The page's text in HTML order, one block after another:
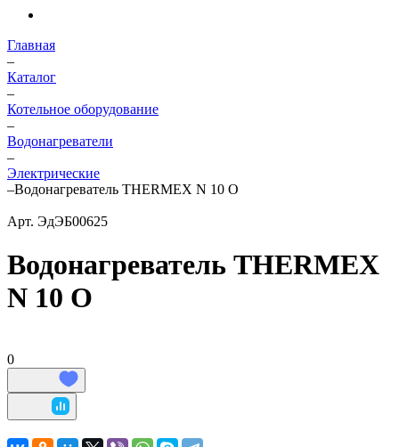
Главная
–
Каталог
–
Котельное оборудование
–
Водонагреватели
–
Электрические
–Водонагреватель THERMEX N 10 O
Арт. ЭдЭБ00625
Водонагреватель THERMEX
N 10 O
0